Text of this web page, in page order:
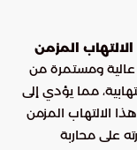
الالتهاب المزمن
ومستمرة من
مما يؤدي إلى
الالتهاب المزمن
على محاربة